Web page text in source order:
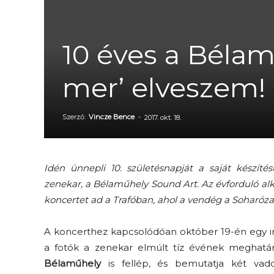
10 éves a
mer’ elveszem!
Szerző: Vincze Bence - 2017. okt. 18.
Idén ünnepli 10. születésnapját a saját
zenekar, a Bélaműhely Sound Art. Az évforduló
koncertet ad a Trafóban, ahol a vendég a
A koncerthez kapcsolódóan október 19-én egy
a fotók a zenekar elmúlt tíz évének
Bélaműhelyis fellép, és bemutatja két